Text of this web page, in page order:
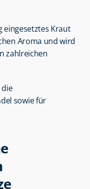
eingesetztes Kraut
Aroma und wird
zahlreichen
sowie für